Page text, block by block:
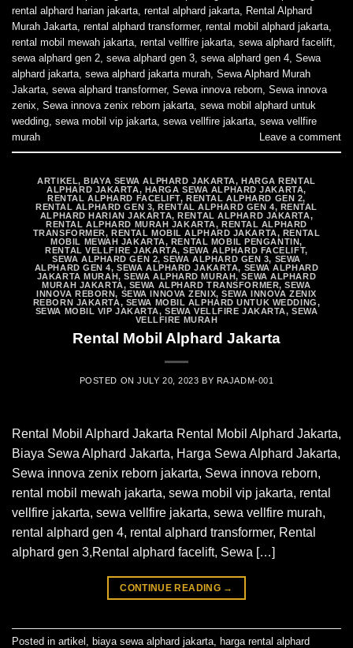
rental alphard harian jakarta, rental alphard jakarta, Rental Alphard
Murah Jakarta, rental alphard transformer, rental mobil alphard jakarta,
rental mobil mewah jakarta, rental vellfire jakarta, sewa alphard facelift,
sewa alphard gen 2, sewa alphard gen 3, sewa alphard gen 4, Sewa
alphard jakarta, sewa alphard jakarta murah, Sewa Alphard Murah
Jakarta, sewa alphard transformer, Sewa innova reborn, Sewa innova
zenix, Sewa innova zenix reborn jakarta, sewa mobil alphard untuk
wedding, sewa mobil vip jakarta, sewa vellfire jakarta, sewa vellfire
murah
Leave a comment
ARTIKEL,BIAYA SEWA ALPHARD JAKARTA, HARGA RENTAL
ALPHARD JAKARTA, HARGA SEWA ALPHARD JAKARTA,
RENTAL ALPHARD FACELIFT,RENTAL ALPHARD GEN 2,
RENTAL ALPHARD GEN 3,RENTAL ALPHARD GEN 4, RENTAL
ALPHARD HARIAN JAKARTA,RENTAL ALPHARD JAKARTA,
RENTAL ALPHARD MURAH JAKARTA, RENTAL ALPHARD
TRANSFORMER,RENTAL MOBIL ALPHARD JAKARTA, RENTAL
MOBIL MEWAH JAKARTA, RENTAL MOBIL PENGANTIN,
RENTAL VELLFIRE JAKARTA,SEWA ALPHARD FACELIFT,
SEWA ALPHARD GEN 2,SEWA ALPHARD GEN 3, SEWA
ALPHARD GEN 4,SEWA ALPHARD JAKARTA, SEWA ALPHARD
JAKARTA MURAH,SEWA ALPHARD MURAH,SEWA ALPHARD
MURAH JAKARTA, SEWA ALPHARD TRANSFORMER,SEWA
INNOVA REBORN, SEWA INNOVA ZENIX,SEWA INNOVA ZENIX
REBORN JAKARTA, SEWA MOBIL ALPHARD UNTUK WEDDING,
SEWA MOBIL VIP JAKARTA,SEWA VELLFIRE JAKARTA,SEWA
VELLFIRE MURAH
Rental Mobil Alphard Jakarta
POSTED ONJULY 20, 2023 BY RAJADM-001
Rental Mobil Alphard Jakarta Rental Mobil Alphard Jakarta,
Biaya Sewa Alphard Jakarta, Harga Sewa Alphard Jakarta,
Sewa innova zenix reborn jakarta, Sewa innova reborn,
rental mobil mewah jakarta, sewa mobil vip jakarta, rental
vellfire jakarta, sewa vellfire jakarta, sewa vellfire murah,
rental alphard gen 4, rental alphard transformer, Rental
alphard gen 3,Rental alphard facelift, Sewa […]
CONTINUE READING →
Posted in artikel biaya sewa alphard jakarta
harga rental alphard